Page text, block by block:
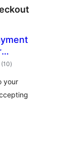
(10total
ratings
)
your